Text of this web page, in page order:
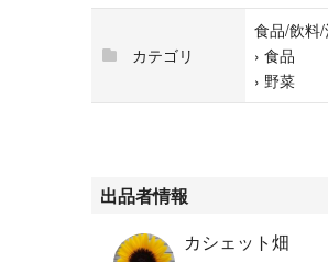
み等はご理解下さい。
#無農薬野菜
#新じゃがいも
#ポテトサラダ
#じゃがバター
カテゴリ
食品/飲料
› 食品
› 野菜
出品者情報
カシェット畑